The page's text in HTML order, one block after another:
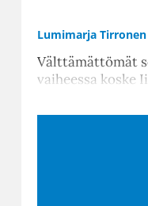
Lumimarja Tirronen
Välttämättömät
vaiheessa koske